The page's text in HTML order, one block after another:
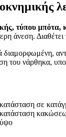
τύπου μπότα,
άνεση.
διαμορφωμένη,
του νάρθηκα,
σε